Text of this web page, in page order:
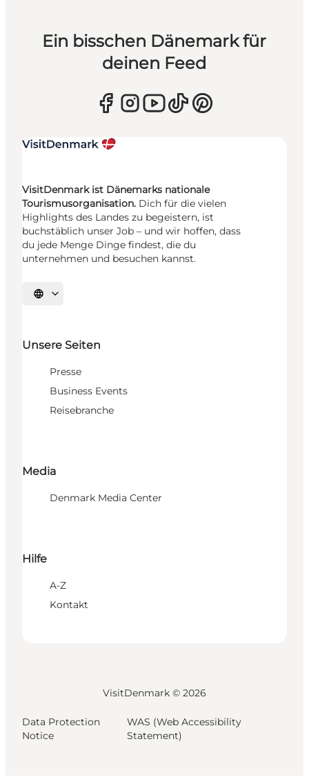
Ein bisschen Dänemark für
deinen Feed
VisitDenmark ist Dänemarks nationale
Tourismusorganisation. Dich für die vielen
Highlights des Landes zu begeistern, ist
buchstäblich unser Job – und wir hoffen, dass
du jede Menge Dinge findest, die du
unternehmen und besuchen kannst.
Sprache auswählen
Unsere Seiten
Presse
Business Events
Reisebranche
Media
Denmark Media Center
Hilfe
A-Z
Kontakt
VisitDenmark © 2026
Data Protection
Notice
WAS (Web Accessibility
Statement)